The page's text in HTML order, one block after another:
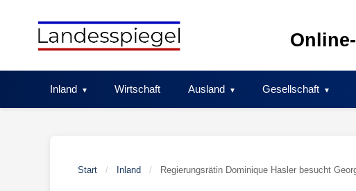
Inland Wirtschaft Ausland Gesellschaft
Start / Inland / Regierungsrätin Dominique Hasler besucht